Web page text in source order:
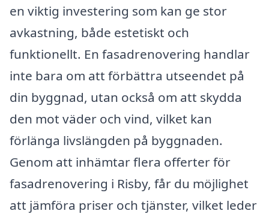
en viktig investering som kan ge stor
avkastning, både estetiskt och
funktionellt. En fasadrenovering handlar
inte bara om att förbättra utseendet på
din byggnad, utan också om att skydda
den mot väder och vind, vilket kan
förlänga livslängden på byggnaden.
Genom att inhämtar flera offerter för
fasadrenovering i Risby, får du möjlighet
att jämföra priser och tjänster, vilket leder